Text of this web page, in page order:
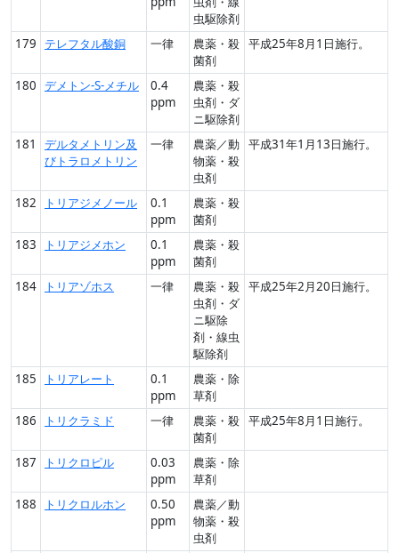
虫駆除剤
179
テレフタル酸銅 一律
農薬・殺
菌剤
平成25年8月1日施行。
180 デメトン-S-メチル
0.4
ppm
農薬・殺
虫剤・ダ
ニ駆除剤
181
デルタメトリン及
びトラロメトリン
一律
農薬／動
物薬・殺
虫剤
平成31年1月13日施行。
182 トリアジメノール
0.1
ppm
農薬・殺
菌剤
183
トリアジメホン
0.1
ppm
農薬・殺
菌剤
184
トリアゾホス 一律
農薬・殺
虫剤・ダ
ニ駆除
剤・線虫
駆除剤
平成25年2月20日施行。
185 トリアレート
0.1
ppm
農薬・除
草剤
186
トリクラミド 一律
農薬・殺
菌剤
平成25年8月1日施行。
187 トリクロピル
0.03
ppm
農薬・除
草剤
188
トリクロルホン
0.50
ppm
農薬／動
物薬・殺
虫剤